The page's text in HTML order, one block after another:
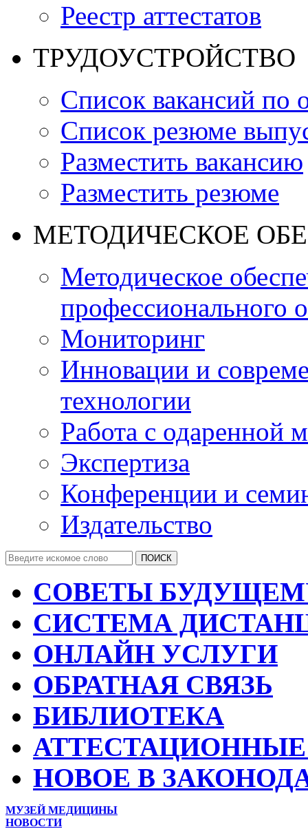
Реестр аттестатов
ТРУДОУСТРОЙСТВО
Список вакансий по
Список резюме
Разместить вакансию
Разместить резюме
МЕТОДИЧЕСКОЕ
Методическое
профессионального
Мониторинг
Инновации и
технологии
Работа с одаренной
Экспертиза
Конференции и
Издательство
СОВЕТЫ
СИСТЕМА
ОНЛАЙН УСЛУГИ
ОБРАТНАЯ СВЯЗЬ
БИБЛИОТЕКА
НОВОЕ В
МУЗЕЙ МЕДИЦИНЫ
НОВОСТИ